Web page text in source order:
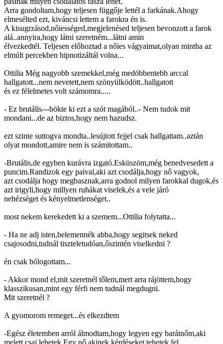
Arra gondoltam,hogy teljesen függője lettél a farkának.Ahogy
elmesélted ezt, kiváncsi lettem a farokra én is.
A kisugrzásod,nőiességed,megjelenésed teljesen bevonzott a farok
alá..annyira,hogy látni szeretném...látni amin
élvezkedtél. Teljesen előhoztad a nőies vágyaimat,olyan mintha az
elmúlt percekben hipnotizáltál volna...
Ottilia Még nagyobb szemekkel,még medöbbentebb arccal
hallgatott...nem nevetett,nem szönyülködött..hallgatott
és ez félelmetes volt számomra.....
- Ez brutális---bökte ki ezt a szót magából..- Nem tudok mit
mondani...de az biztos,hogy nem hazudsz.
ezt szinte suttogva mondta..lesújtott fejjel csak hallgattam..aztán
olyat mondott,amire nem is számitottam..
-Brutális,de egyben kurávra izgató.Esküszöm,még benedvesedett a
puncim.Randizok egy paival,aki azt csodálja,hogy nő vagyok,
azt csodálja hogy megbasznak,arra godnol milyen farokkal dugok,és
azt irigyli,hogy millyen ruhákat viselek,és a vele járó
nehézséget és kényelmetlenséget..
most nekem kerekedett ki a szemem...Ottilia folytatta...
- Ha ne adj isten,belemennék abba,hogy segitsek neked
csajosodni,tudnál tiszteletudóan,őszintén viselkedni ?
én csak bólogottam...
- Akkor mond el,mit szeretnél tőlem,mert arra rájöttem,hogy
klasszikusan,mint egy férfi nem tudnál megdugni.
Mit szeretnél ?
A gyomorom remeget...és elkezdtem
-Egész életemben arról álmodtam,hogy legyen egy barátnőm,aki